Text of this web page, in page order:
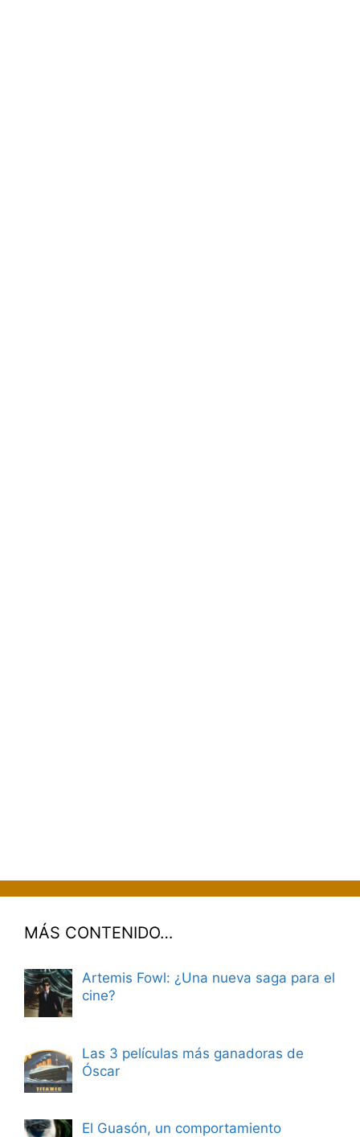
MÁS CONTENIDO…
Artemis Fowl: ¿Una nueva saga para el
cine?
Las 3 películas más ganadoras de
Óscar
El Guasón, un comportamiento